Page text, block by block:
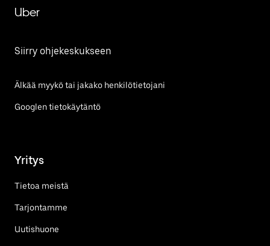
Uber
Siirry ohjekeskukseen
Älkää myykö tai jakako henkilötietojani
Googlen tietokäytäntö
Yritys
Tietoa meistä
Tarjontamme
Uutishuone